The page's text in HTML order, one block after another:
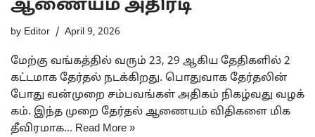
ஆணையம் அதிரடி
by Editor April 9, 2026
மேற்கு வங்கத்தில் வரும் 23, 29 ஆகிய தேதிகளில் 2
கட்​ட​மாக தேர்​தல் நடக்கிறது. பொது​வாக தேர்தலின்​
போது வன்​முறை சம்​பவங்​கள் அதிகம் நிகழ்​வது வழக்​
க​ம். இந்த முறை தேர்​தல் ஆணை​யம் விதி​களை மிக
தீவிரமாக… Read More »